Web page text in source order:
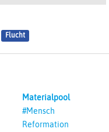
Flucht
Materialpool
#Mensch
Reformation